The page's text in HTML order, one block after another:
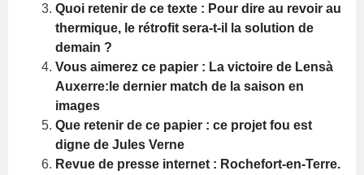
Quoi retenir de ce texte : Pour dire au revoir au
thermique, le rétrofit sera-t-il la solution de
demain ?
Vous aimerez ce papier : La victoire de Lensà
Auxerre:le dernier match de la saison en
images
Que retenir de ce papier : ce projet fou est
digne de Jules Verne
Revue de presse internet : Rochefort-en-Terre.